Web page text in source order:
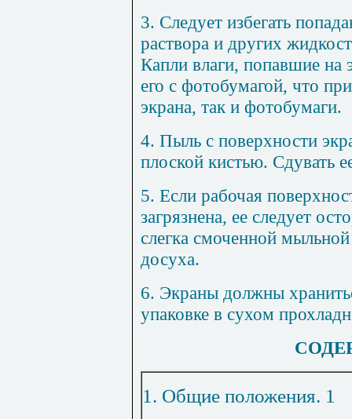
3. Следует избегать
раствора и других
Капли влаги, попавшие на
его с фотобумагой, что
экрана, так и фотобумаги.
4. Пыль с поверхности
плоской кистью. Сдувать
5. Если рабочая
загрязнена, ее следует
слегка смоченной
досуха.
6. Экраны должны
упаковке в сухом
1. Общие положения. 1